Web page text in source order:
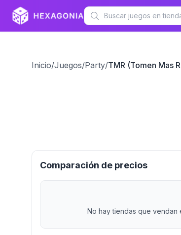
Inicio/Juegos/Party/TMR (Tomen Mas
Comparación de precios
No hay tiendas que vendan